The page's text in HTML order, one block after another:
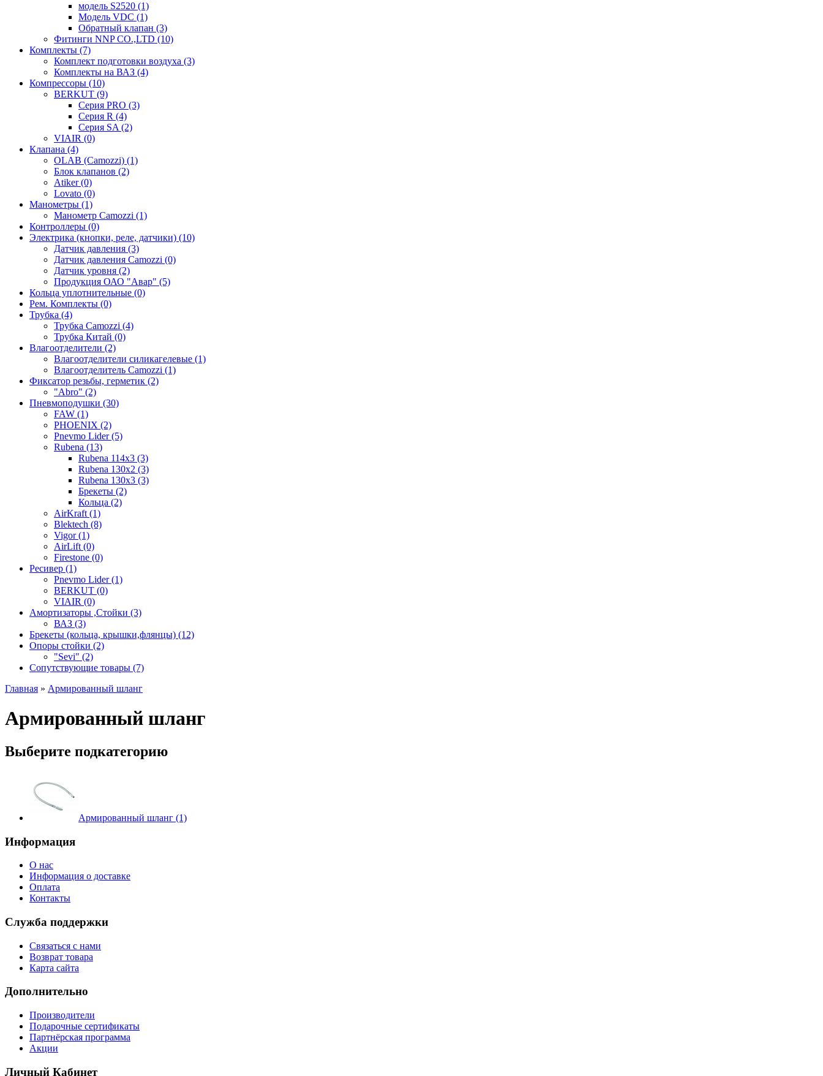
модель S2520 (1)
Модель VDC (1)
Обратный клапан (3)
Фитинги NNP CO.,LTD (10)
Комплекты (7)
Комплект подготовки воздуха (3)
Комплекты на ВАЗ (4)
Компрессоры (10)
BERKUT (9)
Серия PRO (3)
Серия R (4)
Серия SA (2)
VIAIR (0)
Клапана (4)
OLAB (Camozzi) (1)
Блок клапанов (2)
Atiker (0)
Lovato (0)
Манометры (1)
Манометр Camozzi (1)
Контроллеры (0)
Электрика (кнопки, реле, датчики) (10)
Датчик давления (3)
Датчик давления Camozzi (0)
Датчик уровня (2)
Продукция ОАО "Авар" (5)
Кольца уплотнительные (0)
Рем. Комплекты (0)
Трубка (4)
Трубка Camozzi (4)
Трубка Китай (0)
Влагоотделители (2)
Влагоотделители силикагелевые (1)
Влагоотделитель Camozzi (1)
Фиксатор резьбы, герметик (2)
"Abro" (2)
Пневмоподушки (30)
FAW (1)
PHOENIX (2)
Pnevmo Lider (5)
Rubena (13)
Rubena 114х3 (3)
Rubena 130х2 (3)
Rubena 130х3 (3)
Брекеты (2)
Кольца (2)
AirKraft (1)
Blektech (8)
Vigor (1)
AirLift (0)
Firestone (0)
Ресивер (1)
Pnevmo Lider (1)
BERKUT (0)
VIAIR (0)
Амортизаторы ,Стойки (3)
ВАЗ (3)
Брекеты (кольца, крышки,флянцы) (12)
Опоры стойки (2)
"Sevi" (2)
Сопутствующие товары (7)
Главная » Армированный шланг
Армированный шланг
Выберите подкатегорию
Армированный шланг (1)
Информация
О нас
Информация о доставке
Оплата
Контакты
Служба поддержки
Связаться с нами
Возврат товара
Карта сайта
Дополнительно
Производители
Подарочные сертификаты
Партнёрская программа
Акции
Личный Кабинет